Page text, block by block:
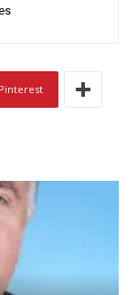
Pinterest